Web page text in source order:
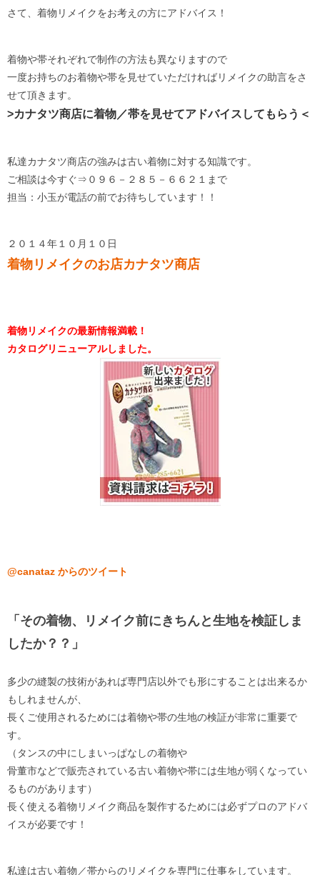
さて、着物リメイクをお考えの方にアドバイス！
着物や帯それぞれで制作の方法も異なりますので
一度お持ちのお着物や帯を見せていただければリメイクの助言をさ
せて頂きます。
>カナタツ商店に着物／帯を見せてアドバイスしてもらう＜
私達カナタツ商店の強みは古い着物に対する知識です。
ご相談は今すぐ⇒０９６－２８５－６６２１まで
担当：小玉が電話の前でお待ちしています！！
２０１４年１０月１０日
着物リメイクのお店カナタツ商店
着物リメイクの最新情報満載！
カタログリニューアルしました。
@canataz からのツイート
「その着物、リメイク前にきちんと生地を検証しま
したか？？」
多少の縫製の技術があれば専門店以外でも形にすることは出来るか
もしれませんが、
長くご使用されるためには着物や帯の生地の検証が非常に重要で
す。
（タンスの中にしまいっぱなしの着物や
骨董市などで販売されている古い着物や帯には生地が弱くなってい
るものがあります）
長く使える着物リメイク商品を製作するためには必ずプロのアドバ
イスが必要です！
私達は古い着物／帯からのリメイクを専門に仕事をしています。